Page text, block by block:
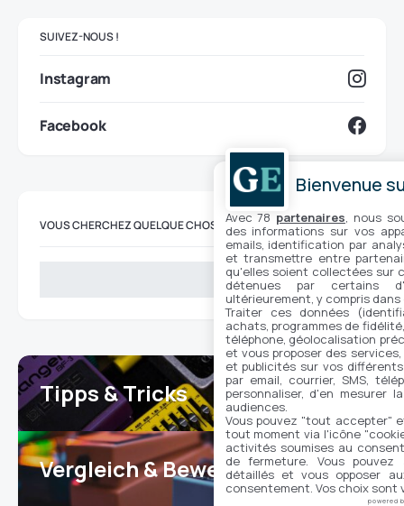
SUIVEZ-NOUS !
Instagram
Facebook
VOUS CHERCHEZ QUELQUE CHOSE ?
Suchen
Tipps & Tricks 4
Vergleich & Bewertungen 12
Bienvenue
Avec 78 partenaires , nous
des informations sur vos
emails, identification par
et transmettre entre
qu'elles soient collectées sur
détenues par certains
ultérieurement, y compris
Traiter ces données
achats, programmes de
téléphone, géolocalisation
et vous proposer des
et publicités sur vos
par email, courrier, SMS,
personnaliser, d'en mesurer
audiences.
Vous pouvez "tout accepter"
tout moment via l'icône
activités soumises au
de fermeture. Vous
détaillés et vous opposer
consentement. Vos choix sont
powered